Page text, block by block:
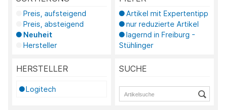
Preis, aufsteigend
Preis, absteigend
Neuheit
Hersteller
Artikel mit Expertentipp
nur reduzierte Artikel
lagernd in Freiburg -
Stühlinger
HERSTELLER
Logitech
SUCHE